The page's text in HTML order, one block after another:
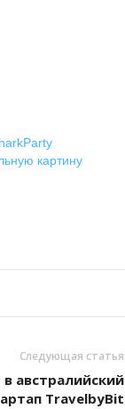
картину
Следующая статья
в австралийский
TravelbyBit